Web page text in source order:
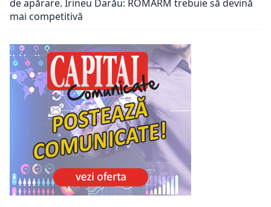
de apărare. Irineu Darău: ROMARM trebuie să devină
mai competitivă